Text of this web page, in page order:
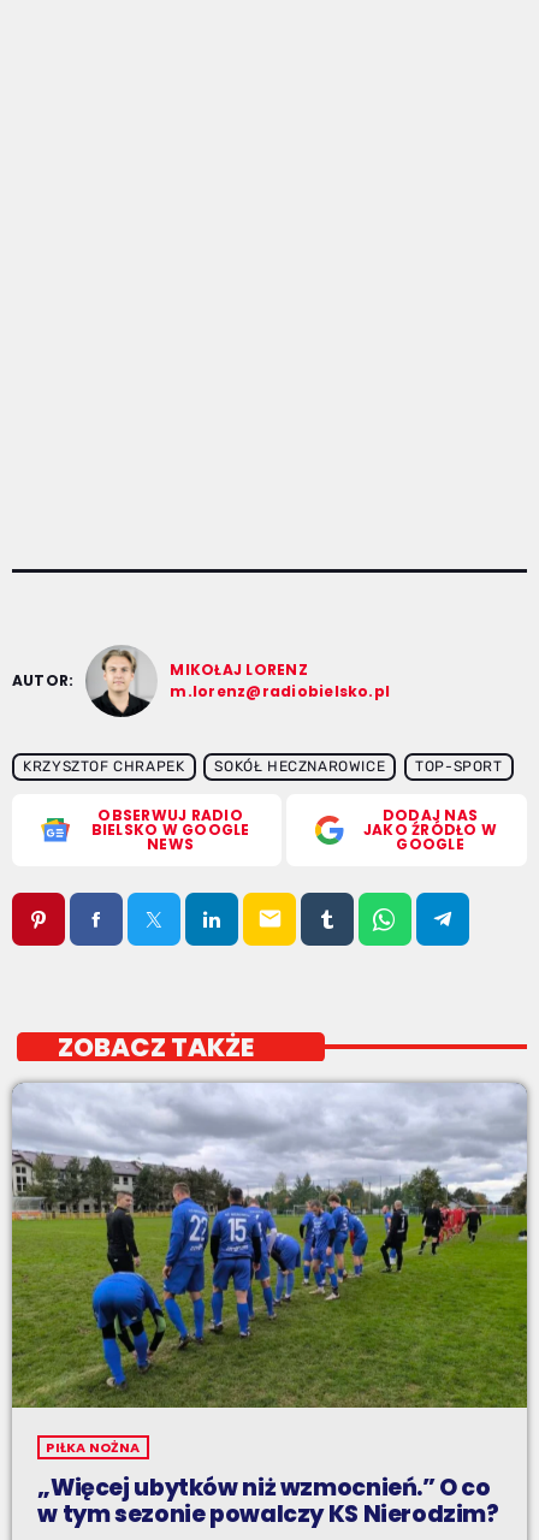
AUTOR:
MIKOŁAJ LORENZ
m.lorenz@radiobielsko.pl
KRZYSZTOF CHRAPEK SOKÓŁ HECZNAROWICE TOP-SPORT
OBSERWUJ RADIO
BIELSKO W GOOGLE
NEWS
DODAJ NAS
JAKO ŹRÓDŁO W
GOOGLE
email
ZOBACZ TAKŻE
PIŁKA NOŻNA
„Więcej ubytków niż wzmocnień.” O co
w tym sezonie powalczy KS Nierodzim?